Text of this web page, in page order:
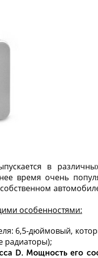
в
время очень
особенностями:
6,5-дюймовый,
радиаторы);
D. Мощность его